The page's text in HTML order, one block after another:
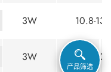
3W 10.8-
3W 10.8-
产品筛选